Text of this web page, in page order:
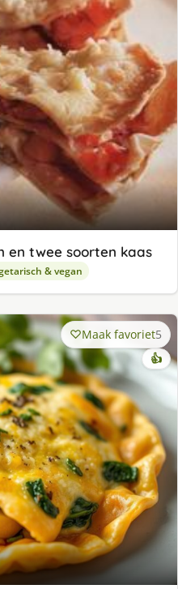
twee soorten kaas
& vegan
Maak favoriet5
👍